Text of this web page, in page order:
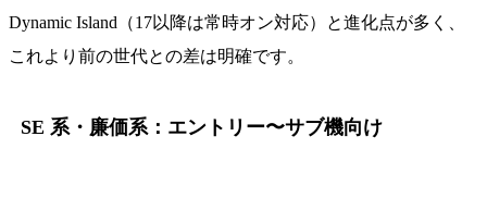
Dynamic Island（17以降は常時オン対応）と進化点が多く、
これより前の世代との差は明確です。
SE 系・廉価系：エントリー〜サブ機向け